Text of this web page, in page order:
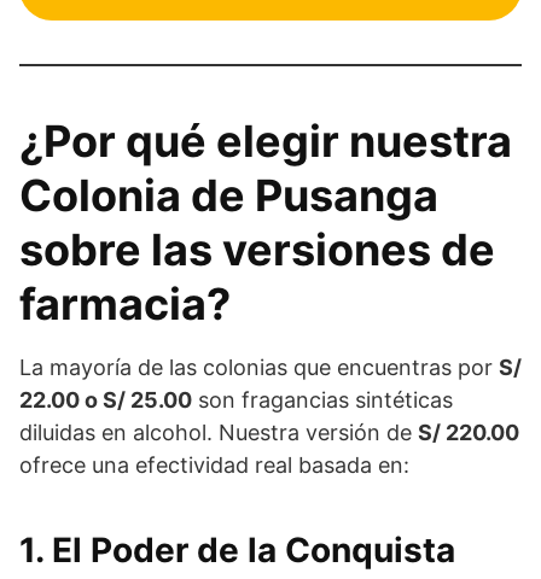
¿Por qué elegir nuestra
Colonia de Pusanga
sobre las versiones de
farmacia?
La mayoría de las colonias que encuentras por S/
22.00 o S/ 25.00 son fragancias sintéticas
diluidas en alcohol. Nuestra versión de S/ 220.00
ofrece una efectividad real basada en:
1. El Poder de la Conquista